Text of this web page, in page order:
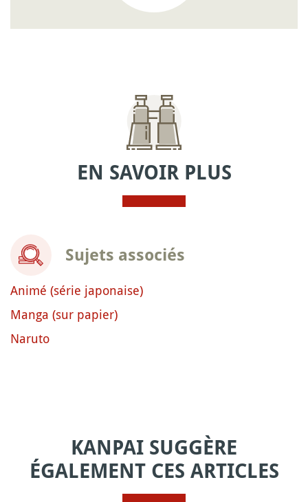
EN SAVOIR PLUS
Sujets associés
Animé (série japonaise)
Manga (sur papier)
Naruto
KANPAI SUGGÈRE
ÉGALEMENT CES ARTICLES